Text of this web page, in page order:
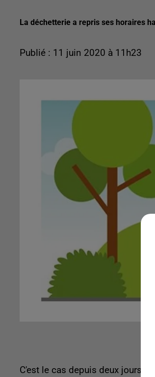
La déchetterie a repris ses horaires
Publié : 11 juin 2020 à 11h23
C'est le cas depuis deux jours